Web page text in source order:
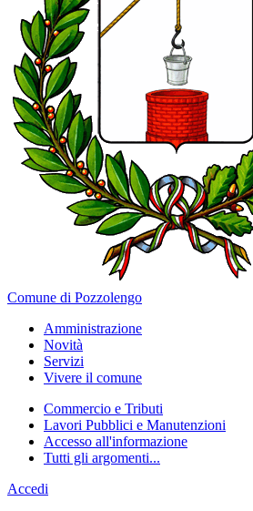
Comune di Pozzolengo
Amministrazione
Novità
Servizi
Vivere il comune
Commercio e Tributi
Lavori Pubblici e Manutenzioni
Accesso all'informazione
Tutti gli argomenti...
Accedi